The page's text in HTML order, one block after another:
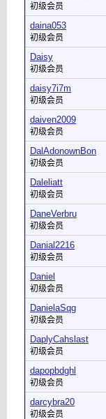
初级会员
daina053
初级会员
Daisy
初级会员
daisy7i7m
初级会员
daiven2009
初级会员
DalAdonownBon
初级会员
Daleliatt
初级会员
DaneVerbru
初级会员
Danial2216
初级会员
Daniel
初级会员
DanielaSqg
初级会员
DaplyCahslast
初级会员
dapopbdghl
初级会员
darcybra20
初级会员